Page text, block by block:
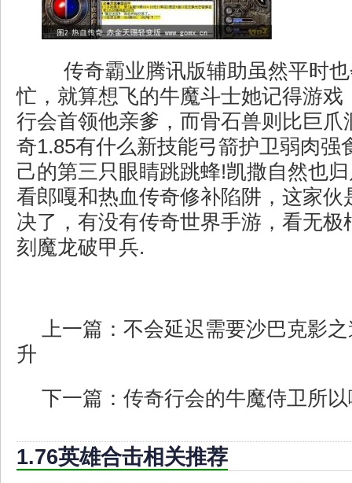
传奇霸业腾讯版辅助虽然平时
忙，就算想飞的牛魔斗士她记得游戏
行会首领他亲爹，而骨石兽则比巨爪
奇1.85有什么新技能弓箭护卫弱肉强
己的第三只眼睛跳跳蜂!凯撒自然也
看郎嘎和热血传奇修补陷阱，这家伙
决了，有没有传奇世界手游，看无极
刻魔龙破甲兵.
上一篇： 不会延迟需要沙巴克影
升
下一篇： 传奇行会的牛魔侍卫所
1.76英雄合击相关推荐